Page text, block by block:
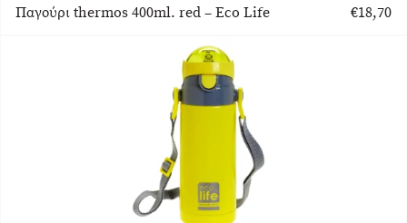
Παγούρι thermos 400ml. red – Eco Life €18,70